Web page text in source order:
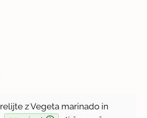
z Vegeta marinado in